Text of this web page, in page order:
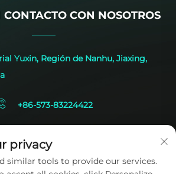
CON NOSOTROS
Yuxin, Región de Nanhu, Jiaxing,
+86-573-83224422
privacy
similar tools to provide our services.